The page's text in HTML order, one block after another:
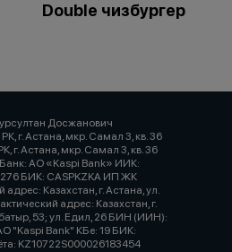
Double чизбургер
Досжанович
г. Астана, мкр. Самал 3, кв. 36
г. Астана, мкр. Самал 3, кв. 36
АО «Kaspi Bank» ИИК:
БИК: CASPKZKA ИП ЖК
Казахстан, г. Астана, ул.
адрес: Казахстан, г.
53; ул. Едил, 26 БИН (ИИН):
"Kaspi Bank" КБе: 19 БИК:
KZ10722S000026183454